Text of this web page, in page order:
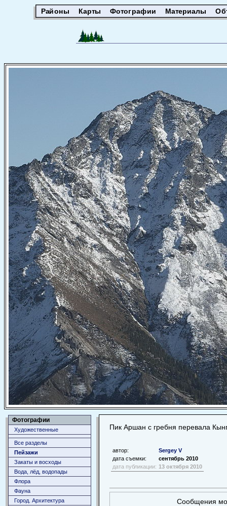
Районы Карты Фотографии Материалы
Фотографии
Художественные
Все разделы
Пейзажи
Закаты и восходы
Вода, лёд, водопады
Флора
Фауна
Город. Архитектура
Пик Аршан с гребня перевала
автор:
Sergey V
дата съемки:
сентябрь 2010
дата публикации: 13 октября 2010
Сообщения